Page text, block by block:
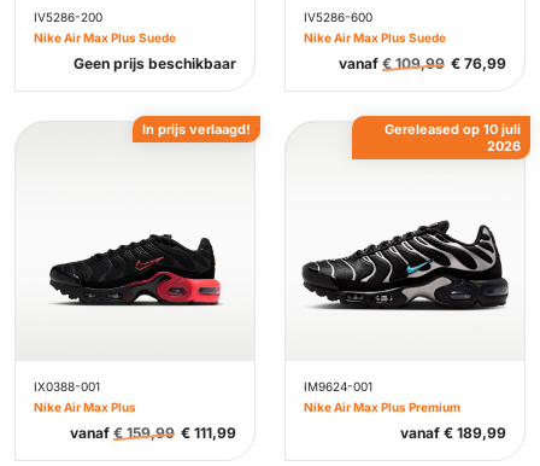
IV5286-200
Nike Air Max Plus Suede
Geen prijs beschikbaar
IV5286-600
Nike Air Max Plus Suede
vanaf €109,99 € 76,99
IX0388-001
Nike Air Max Plus
vanaf €159,99 € 111,99
In prijs verlaagd!
IM9624-001
Nike Air Max Plus Premium
vanaf € 189,99
Gereleased op 10 juli
2026